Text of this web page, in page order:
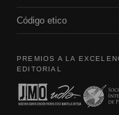
Código etico
PREMIOS A LA
EDITORIAL